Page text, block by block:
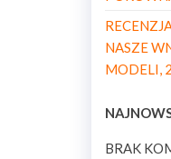
NASZE
MODELI,
BRAK